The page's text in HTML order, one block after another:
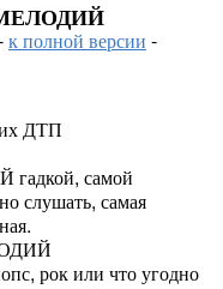
к полной версии -
ДТП
гадкой, самой
слушать, самая
рок или что угодно